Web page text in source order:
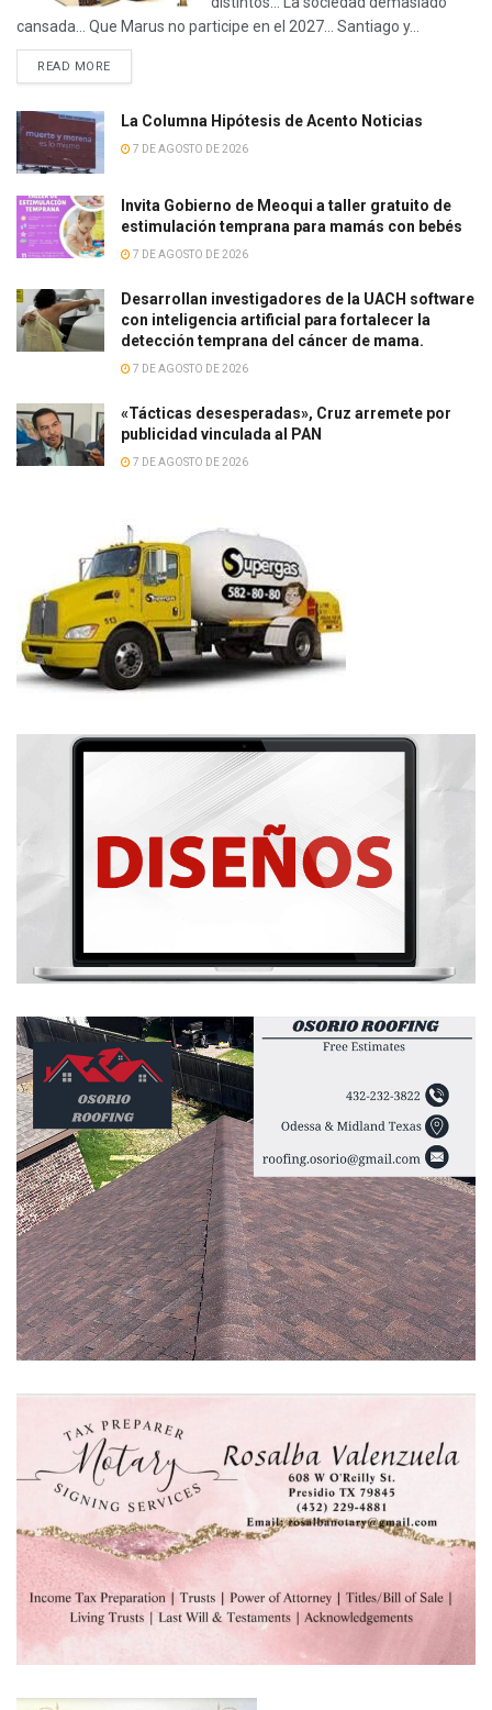
cansada… Que Marus no participe en el 2027… Santiago y...
READ MORE
La Columna Hipótesis de Acento Noticias
7 DE AGOSTO DE 2026
Invita Gobierno de Meoqui a taller gratuito de
estimulación temprana para mamás con bebés
7 DE AGOSTO DE 2026
Desarrollan investigadores de la UACH software
con inteligencia artificial para fortalecer la
detección temprana del cáncer de mama.
7 DE AGOSTO DE 2026
«Tácticas desesperadas», Cruz arremete por
publicidad vinculada al PAN
7 DE AGOSTO DE 2026